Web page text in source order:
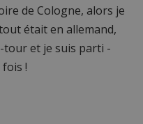
de Cologne, alors je
était en allemand,
et je suis parti -
!